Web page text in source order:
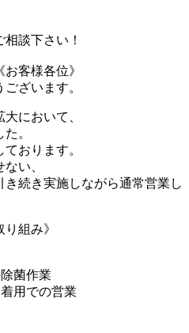
談下さい！
位》
ざいます。
において、
。
おります。
い、
続き実施しながら通常営業し
組み》
菌作業
用での営業